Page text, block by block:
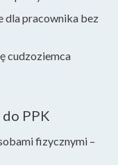
dla pracownika bez
cudzoziemca
PPK
fizycznymi –